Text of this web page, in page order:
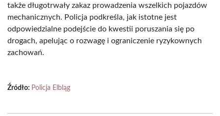
także długotrwały zakaz prowadzenia wszelkich pojazdów
mechanicznych. Policja podkreśla, jak istotne jest
odpowiedzialne podejście do kwestii poruszania się po
drogach, apelując o rozwagę i ograniczenie ryzykownych
zachowań.
Źródło: Policja Elbląg